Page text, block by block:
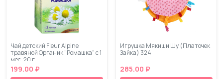
Чай детский Fleur Alpine
травяной Органик "Ромашка" с 1
мес. 20 г
199.00 ₽
Игрушка Мякиши Шу (Платочек
Зайка) 324
285.00 ₽